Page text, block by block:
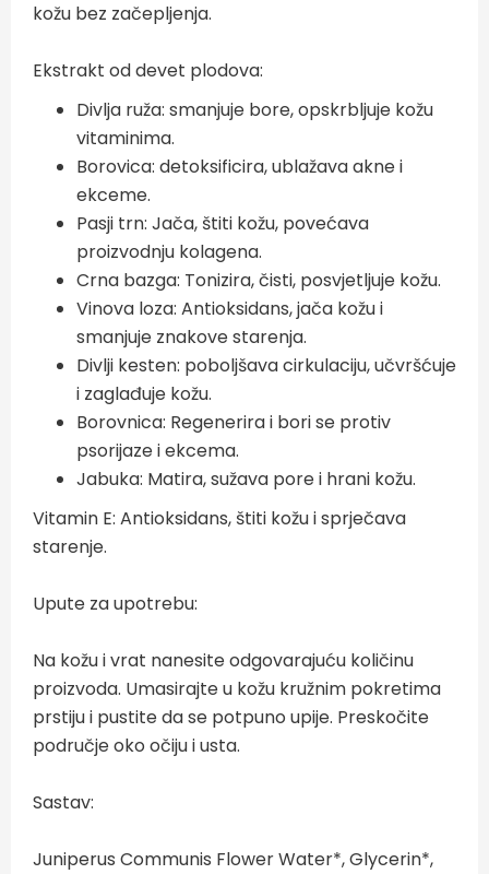
kožu bez začepljenja.
Ekstrakt od devet plodova:
Divlja ruža: smanjuje bore, opskrbljuje kožu
vitaminima.
Borovica: detoksificira, ublažava akne i
ekceme.
Pasji trn: Jača, štiti kožu, povećava
proizvodnju kolagena.
Crna bazga: Tonizira, čisti, posvjetljuje kožu.
Vinova loza: Antioksidans, jača kožu i
smanjuje znakove starenja.
Divlji kesten: poboljšava cirkulaciju, učvršćuje
i zaglađuje kožu.
Borovnica: Regenerira i bori se protiv
psorijaze i ekcema.
Jabuka: Matira, sužava pore i hrani kožu.
Vitamin E: Antioksidans, štiti kožu i sprječava
starenje.
Upute za upotrebu:
Na kožu i vrat nanesite odgovarajuću količinu
proizvoda. Umasirajte u kožu kružnim pokretima
prstiju i pustite da se potpuno upije. Preskočite
područje oko očiju i usta.
Sastav:
Juniperus Communis Flower Water*, Glycerin*,